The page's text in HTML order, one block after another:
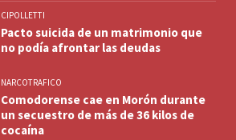
CIPOLLETTI
Pacto suicida de un matrimonio que
no podía afrontar las deudas
NARCOTRAFICO
Comodorense cae en Morón durante
un secuestro de más de 36 kilos de
cocaína